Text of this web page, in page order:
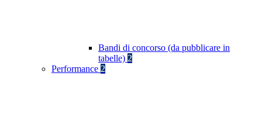
Bandi di concorso (da pubblicare in
tabelle) 2
Performance 2